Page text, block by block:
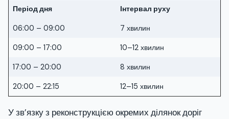
Період дня Інтервал руху
06:00 – 09:00 7 хвилин
09:00 – 17:00 10–12 хвилин
17:00 – 20:00 8 хвилин
20:00 – 22:15 12–15 хвилин
У зв’язку з реконструкцією окремих ділянок доріг